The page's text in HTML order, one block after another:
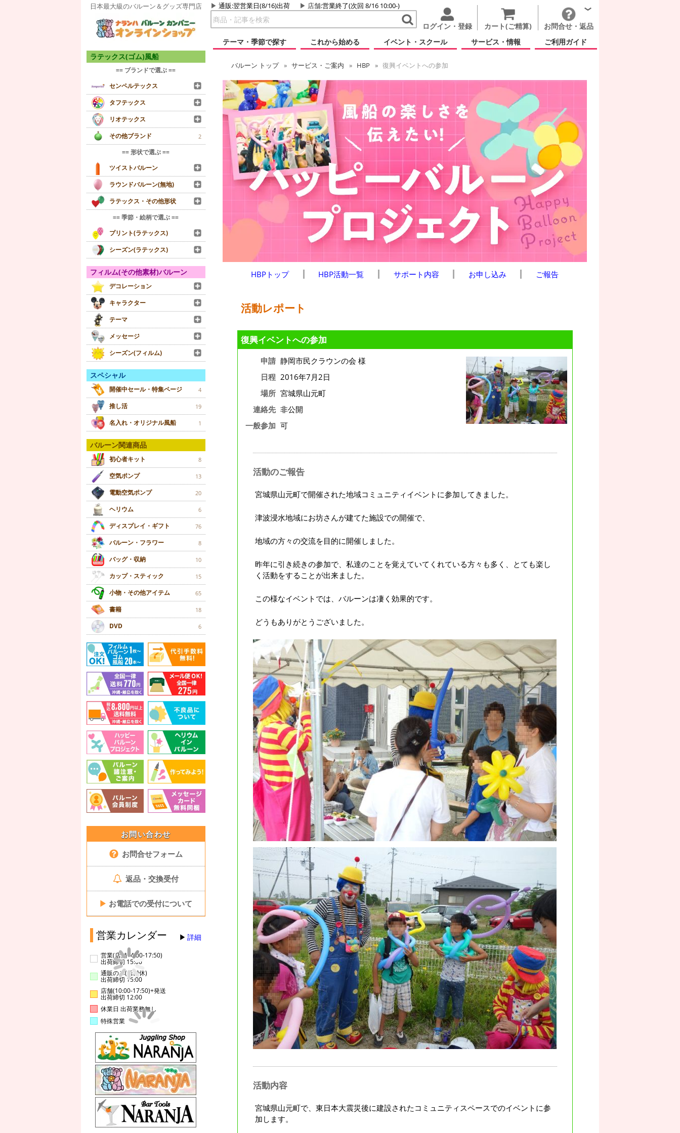
日本最大級のバルーン＆グッズ専門店 通販:翌営業日(8/16)出荷 店舗:営業終了(次回 8/16 10:00-)
ログイン・登録 カート(ご精算)
お問合せ・返品
テーマ・季節で探す
これから始める イベント・スクール サービス・情報 ご利用ガイド
ラテックス(ゴム)風船
== ブランドで選ぶ ==
センペルテックス
タフテックス
リオテックス
その他ブランド
2
== 形状で選ぶ ==
ツイストバルーン
ラウンドバルーン(無地)
ラテックス・その他形状
== 季節・絵柄で選ぶ ==
プリント(ラテックス)
シーズン(ラテックス)
フィルム(その他素材)バルーン
デコレーション
キャラクター
テーマ
メッセージ
シーズン(フィルム)
スペシャル
開催中セール・特集ページ 4
推し活 19
名入れ・オリジナル風船 1
バルーン関連商品
初心者キット 8
空気ポンプ 13
電動空気ポンプ 20
ヘリウム 6
ディスプレイ・ギフト 76
バルーン・フラワー 8
バッグ・収納 10
カップ・スティック 15
小物・その他アイテム 65
書籍 18
DVD 6
お問い合わせ
お問合せフォーム
返品・交換受付
▶ お電話での受付について
営業カレンダー 詳細
営業(店舗14:00-17:50)
出荷締切 15:00
通販のみ(店舗休)
出荷締切 15:00
店舗(10:00-17:50)+発送
出荷締切 12:00
休業日 出荷業務無し
特殊営業
バルーン トップ サービス・ご案内 HBP 復興イベントへの参加
HBPトップ HBP活動一覧 サポート内容 お申し込み ご報告
活動レポート
復興イベントへの参加
申請 静岡市民クラウンの会 様
日程 2016年7月2日
場所 宮城県山元町
連絡先 非公開
一般参加 可
活動のご報告
宮城県山元町で開催された地域コミュニティイベントに参加してきました。
津波浸水地域にお坊さんが建てた施設での開催で、
地域の方々の交流を目的に開催しました。
昨年に引き続きの参加で、私達のことを覚えていてくれている方々も多く、とても楽し
く活動をすることが出来ました。
この様なイベントでは、バルーンは凄く効果的です。
どうもありがとうございました。
活動内容
宮城県山元町で、東日本大震災後に建設されたコミュニティスペースでのイベントに参
加します。